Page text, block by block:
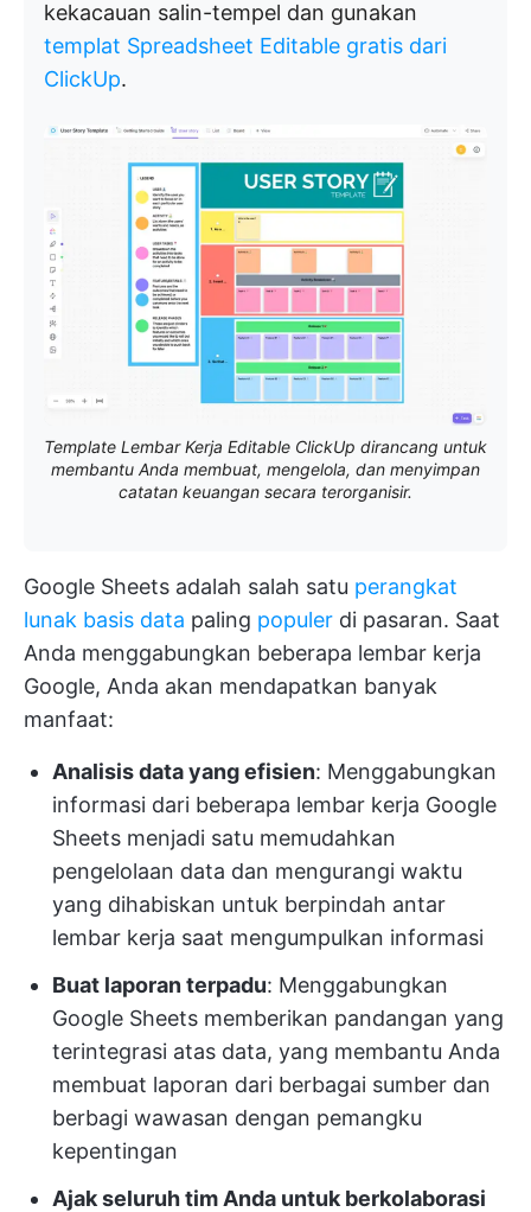
kekacauan salin-tempel dan gunakan
templat Spreadsheet Editable gratis dari
ClickUp.
Template Lembar Kerja Editable ClickUp dirancang untuk
membantu Anda membuat, mengelola, dan menyimpan
catatan keuangan secara terorganisir.
Google Sheets adalah salah satu perangkat
lunak basis data paling populer di pasaran. Saat
Anda menggabungkan beberapa lembar kerja
Google, Anda akan mendapatkan banyak
manfaat:
Analisis data yang efisien: Menggabungkan
informasi dari beberapa lembar kerja Google
Sheets menjadi satu memudahkan
pengelolaan data dan mengurangi waktu
yang dihabiskan untuk berpindah antar
lembar kerja saat mengumpulkan informasi
Buat laporan terpadu: Menggabungkan
Google Sheets memberikan pandangan yang
terintegrasi atas data, yang membantu Anda
membuat laporan dari berbagai sumber dan
berbagi wawasan dengan pemangku
kepentingan
Ajak seluruh tim Anda untuk berkolaborasi